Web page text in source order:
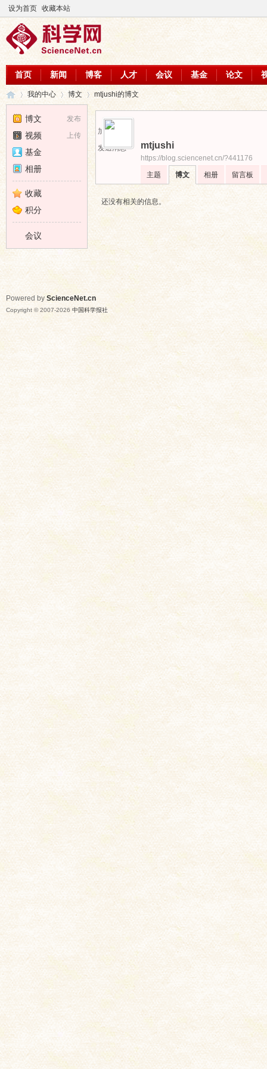
设为首页 收藏本站
首页 新闻 博客 人才 会议 基金 论文
›
我的中心 博文 mtjushi的博文
加为好友
发送消息
mtjushi
https://blog.sciencenet.cn/?441176
主题
博文 相册 留言板
还没有相关的信息。
发布
博文
上传
视频
基金
相册
收藏
积分
会议
Powered by ScienceNet.cn
Copyright © 2007-2026 中国科学报社